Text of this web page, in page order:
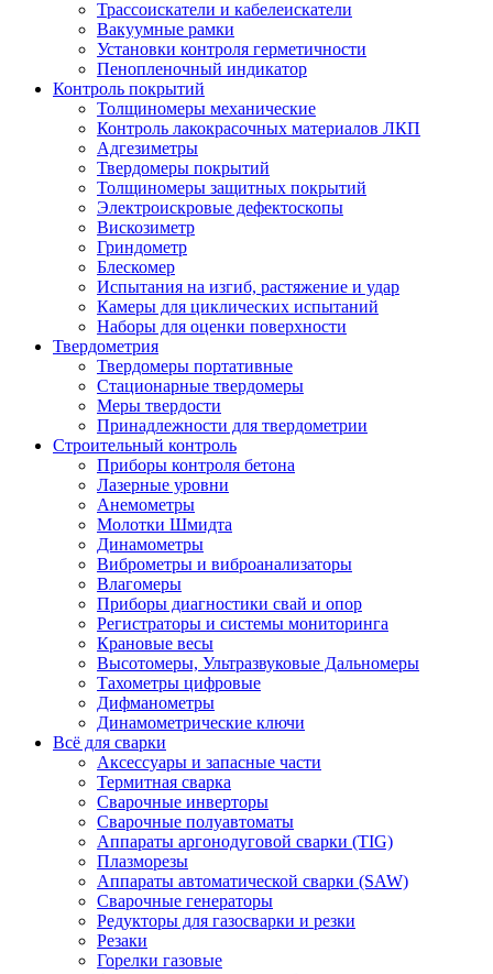
Трассоискатели и кабелеискатели
Вакуумные рамки
Установки контроля герметичности
Пенопленочный индикатор
Контроль покрытий
Толщиномеры механические
Контроль лакокрасочных материалов ЛКП
Адгезиметры
Твердомеры покрытий
Толщиномеры защитных покрытий
Электроискровые дефектоскопы
Вискозиметр
Гриндометр
Блескомер
Испытания на изгиб, растяжение и удар
Камеры для циклических испытаний
Наборы для оценки поверхности
Твердометрия
Твердомеры портативные
Стационарные твердомеры
Меры твердости
Принадлежности для твердометрии
Строительный контроль
Приборы контроля бетона
Лазерные уровни
Анемометры
Молотки Шмидта
Динамометры
Виброметры и виброанализаторы
Влагомеры
Приборы диагностики свай и опор
Регистраторы и системы мониторинга
Крановые весы
Высотомеры, Ультразвуковые Дальномеры
Тахометры цифровые
Дифманометры
Динамометрические ключи
Всё для сварки
Аксессуары и запасные части
Термитная сварка
Сварочные инверторы
Сварочные полуавтоматы
Аппараты аргонодуговой сварки (TIG)
Плазморезы
Аппараты автоматической сварки (SAW)
Сварочные генераторы
Редукторы для газосварки и резки
Резаки
Горелки газовые